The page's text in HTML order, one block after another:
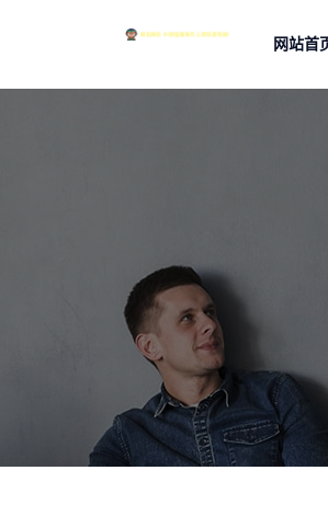
网站首